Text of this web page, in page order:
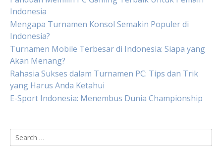
Indonesia
Mengapa Turnamen Konsol Semakin Populer di
Indonesia?
Turnamen Mobile Terbesar di Indonesia: Siapa yang
Akan Menang?
Rahasia Sukses dalam Turnamen PC: Tips dan Trik
yang Harus Anda Ketahui
E-Sport Indonesia: Menembus Dunia Championship
Search
for: